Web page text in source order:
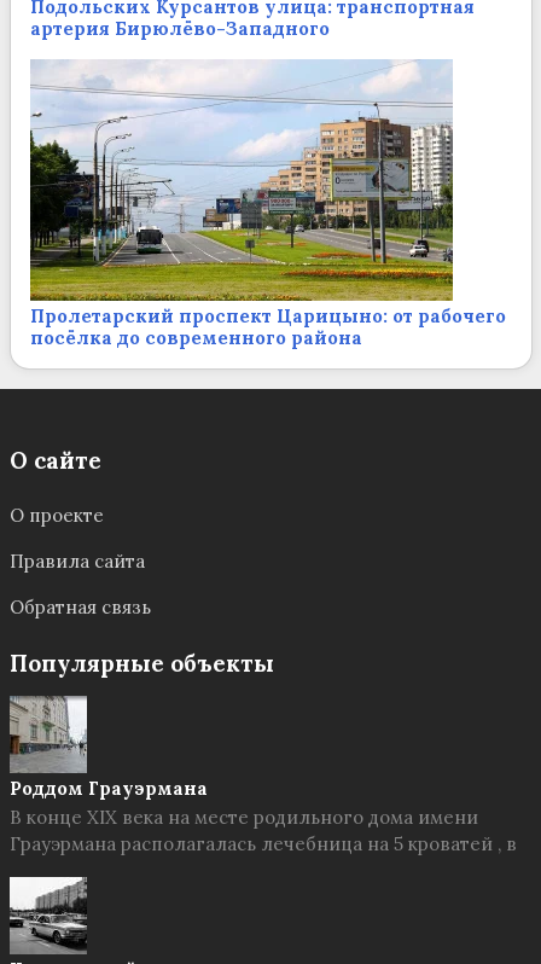
Подольских Курсантов улица: транспортная
артерия Бирюлёво-Западного
Пролетарский проспект Царицыно: от рабочего
посёлка до современного района
О сайте
О проекте
Правила сайта
Обратная связь
Популярные объекты
Роддом Грауэрмана
В конце XIX века на месте родильного дома имени
Грауэрмана располагалась лечебница на 5 кроватей , в